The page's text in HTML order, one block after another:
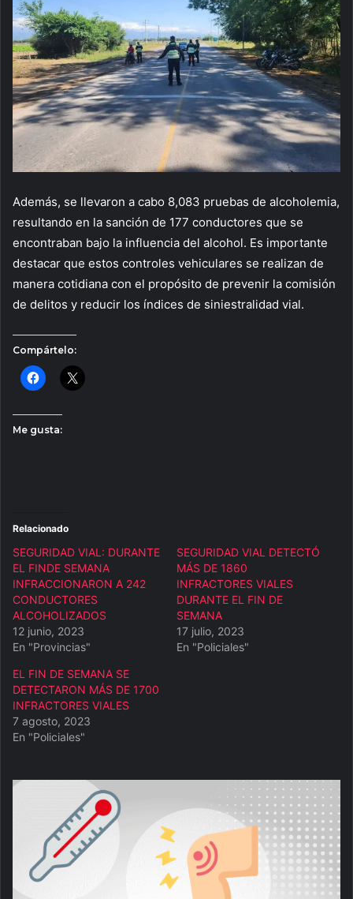
Además, se llevaron a cabo 8,083 pruebas de alcoholemia,
resultando en la sanción de 177 conductores que se
encontraban bajo la influencia del alcohol. Es importante
destacar que estos controles vehiculares se realizan de
manera cotidiana con el propósito de prevenir la comisión
de delitos y reducir los índices de siniestralidad vial.
Compártelo:
Me gusta:
Relacionado
SEGURIDAD VIAL: DURANTE
EL FINDE SEMANA
INFRACCIONARON A 242
CONDUCTORES
ALCOHOLIZADOS
12 junio, 2023
En "Provincias"
SEGURIDAD VIAL DETECTÓ
MÁS DE 1860
INFRACTORES VIALES
DURANTE EL FIN DE
SEMANA
17 julio, 2023
En "Policiales"
EL FIN DE SEMANA SE
DETECTARON MÁS DE 1700
INFRACTORES VIALES
7 agosto, 2023
En "Policiales"